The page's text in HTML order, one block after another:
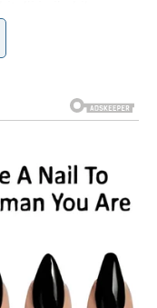
i odgoj ikada
su nastale
gospodom” i
da iako
matičarom,
Bili su potpuno
prostor kako bi